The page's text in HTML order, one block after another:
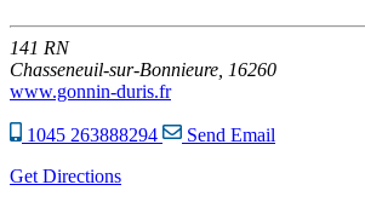
141 RN
Chasseneuil-sur-Bonnieure, 16260
www.gonnin-duris.fr
1045 263888294
Send Email
Get Directions